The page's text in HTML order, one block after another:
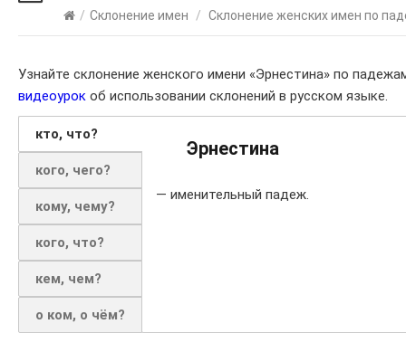
/ Склонение имен / Склонение женских имен по
Узнайте склонение женского имени «Эрнестина» по
видеоурок об использовании склонений в русском языке.
кто, что?
кого, чего?
кому, чему?
кого, что?
кем, чем?
о ком, о чём?
Эрнестина
— именительный падеж.